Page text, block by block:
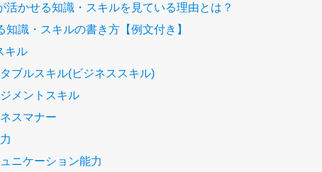
活かせる知識・スキルを見ている理由とは？
知識・スキルの書き方【例文付き】
キル
ブルスキル(ビジネススキル)
メントスキル
スマナー
ニケーション能力